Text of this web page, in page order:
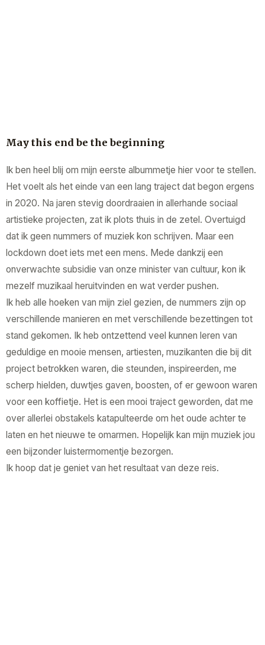
May this end be the beginning
Ik ben heel blij om mijn eerste albummetje hier voor te stellen.
Het voelt als het einde van een lang traject dat begon ergens
in 2020. Na jaren stevig doordraaien in allerhande sociaal
artistieke projecten, zat ik plots thuis in de zetel. Overtuigd
dat ik geen nummers of muziek kon schrijven. Maar een
lockdown doet iets met een mens. Mede dankzij een
onverwachte subsidie van onze minister van cultuur, kon ik
mezelf muzikaal heruitvinden en wat verder pushen.
Ik heb alle hoeken van mijn ziel gezien, de nummers zijn op
verschillende manieren en met verschillende bezettingen tot
stand gekomen. Ik heb ontzettend veel kunnen leren van
geduldige en mooie mensen, artiesten, muzikanten die bij dit
project betrokken waren, die steunden, inspireerden, me
scherp hielden, duwtjes gaven, boosten, of er gewoon waren
voor een koffietje. Het is een mooi traject geworden, dat me
over allerlei obstakels katapulteerde om het oude achter te
laten en het nieuwe te omarmen. Hopelijk kan mijn muziek jou
een bijzonder luistermomentje bezorgen.
Ik hoop dat je geniet van het resultaat van deze reis.